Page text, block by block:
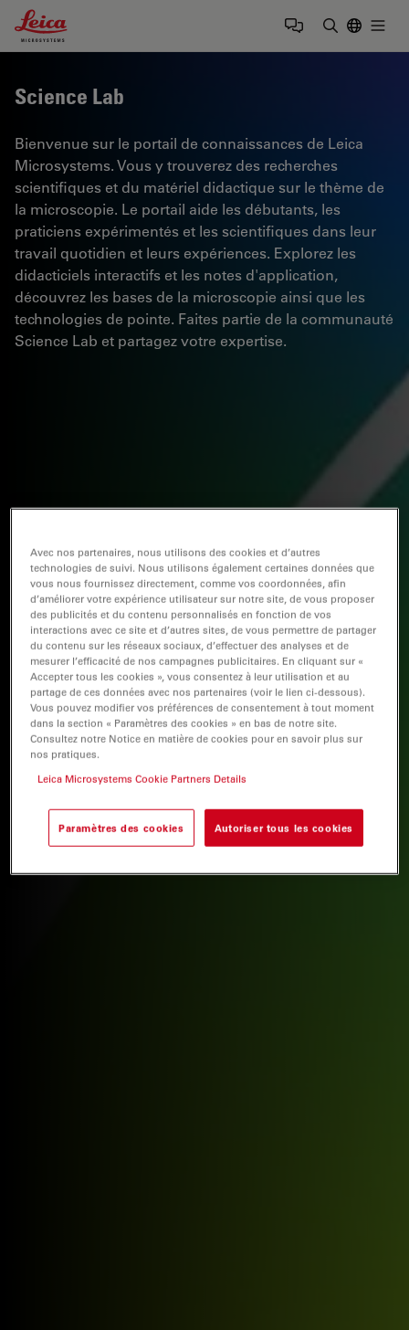
Leica Microsystems Logo
Science Lab
Bienvenue sur le portail de connaissances de Leica
Microsystems. Vous y trouverez des recherches
scientifiques et du matériel didactique sur le thème de
la microscopie. Le portail aide les débutants, les
praticiens expérimentés et les scientifiques dans leur
travail quotidien et leurs expériences. Explorez les
didacticiels interactifs et les notes d'application,
découvrez les bases de la microscopie ainsi que les
technologies de pointe. Faites partie de la communauté
Science Lab et partagez votre expertise.
Avec nos partenaires, nous utilisons des cookies et d’autres
technologies de suivi. Nous utilisons également certaines données que
vous nous fournissez directement, comme vos coordonnées, afin
d’améliorer votre expérience utilisateur sur notre site, de vous proposer
des publicités et du contenu personnalisés en fonction de vos
interactions avec ce site et d’autres sites, de vous permettre de partager
du contenu sur les réseaux sociaux, d’effectuer des analyses et de
mesurer l’efficacité de nos campagnes publicitaires. En cliquant sur «
Accepter tous les cookies », vous consentez à leur utilisation et au
partage de ces données avec nos partenaires (voir le lien ci-dessous).
Vous pouvez modifier vos préférences de consentement à tout moment
dans la section « Paramètres des cookies » en bas de notre site.
Consultez notre Notice en matière de cookies pour en savoir plus sur
nos pratiques.
Leica Microsystems Cookie Partners Details
Paramètres des cookies Autoriser tous les cookies